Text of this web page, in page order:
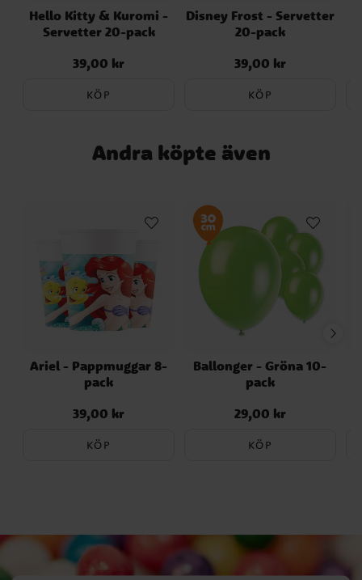
publicerades. Kontrollera alltid produktens
originalförpackning för de senaste
Hello Kitty & Kuromi -
Servetter 20-pack
Pris:39,00 kr
39,00 kr
KÖP
Disney Frost - Servetter
20-pack
Pris:39,00 kr
39,00 kr
KÖP
Andra köpte även
Ariel - Pappmuggar 8-
pack
Pris:39,00 kr
39,00 kr
KÖP
Ballonger - Gröna 10-
pack
Pris:29,00 kr
29,00 kr
KÖP